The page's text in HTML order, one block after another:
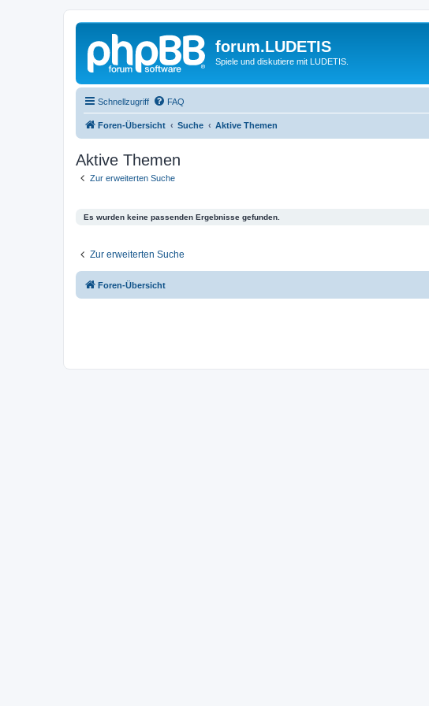
forum.LUDETIS
Spiele und diskutiere mit LUDETIS.
Schnellzugriff FAQ
Foren-Übersicht Suche Aktive Themen
Aktive Themen
Zur erweiterten Suche
Es wurden keine passenden Ergebnisse gefunden.
Zur erweiterten Suche
Foren-Übersicht